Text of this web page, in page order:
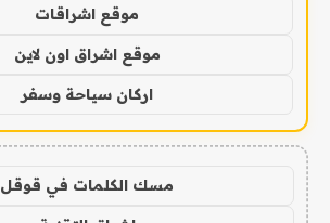
موقع اشراقات
موقع اشراق اون لاين
اركان سياحة وسفر
مسك الكلمات في قوقل